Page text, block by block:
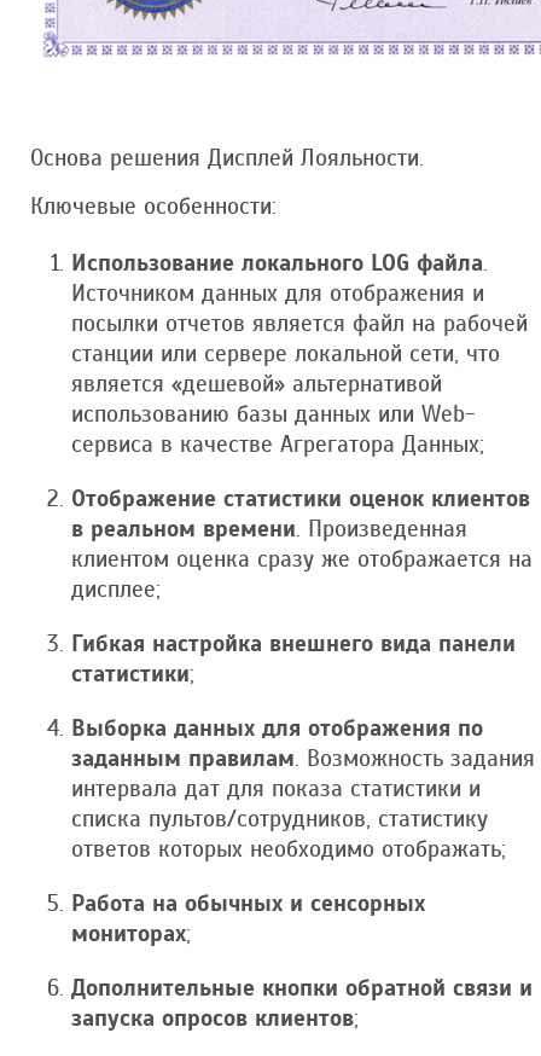
Основа решения Дисплей Лояльности.
Ключевые особенности:
Использование локального LOG файла.
Источником данных для отображения и
посылки отчетов является файл на рабочей
станции или сервере локальной сети, что
является «дешевой» альтернативой
использованию базы данных или Web-
сервиса в качестве Агрегатора Данных;
Отображение статистики оценок клиентов
в реальном времени. Произведенная
клиентом оценка сразу же отображается на
дисплее;
Гибкая настройка внешнего вида панели
статистики;
Выборка данных для отображения по
заданным правилам. Возможность задания
интервала дат для показа статистики и
списка пультов/сотрудников, статистику
ответов которых необходимо отображать;
Работа на обычных и сенсорных
мониторах;
Дополнительные кнопки обратной связи и
запуска опросов клиентов;